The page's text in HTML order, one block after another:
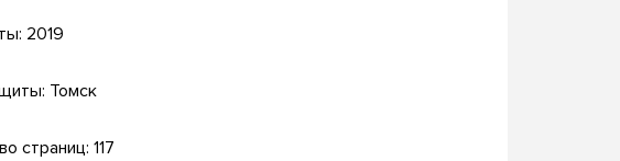
2019
Томск
страниц: 117